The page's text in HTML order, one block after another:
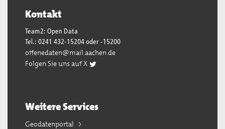
Kontakt
Team2: Open Data
Tel.: 0241 432-15204 oder -15200
offenedaten@mail.aachen.de
Folgen Sie uns auf X
Weitere Services
Geodatenportal